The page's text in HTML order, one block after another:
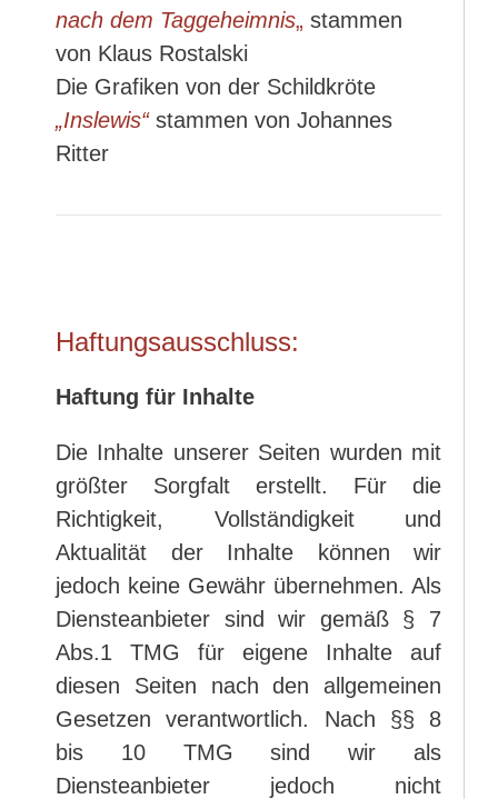
nach dem Taggeheimnis„ stammen
von Klaus Rostalski
Die Grafiken von der Schildkröte
„Inslewis“stammen von Johannes
Ritter
Haftungsausschluss:
Haftung für Inhalte
Die Inhalte unserer Seiten wurden mit
größter Sorgfalt erstellt. Für die
Richtigkeit, Vollständigkeit und
Aktualität der Inhalte können wir
jedoch keine Gewähr übernehmen. Als
Diensteanbieter sind wir gemäß § 7
Abs.1 TMG für eigene Inhalte auf
diesen Seiten nach den allgemeinen
Gesetzen verantwortlich. Nach §§ 8
bis 10 TMG sind wir als
Diensteanbieter jedoch nicht